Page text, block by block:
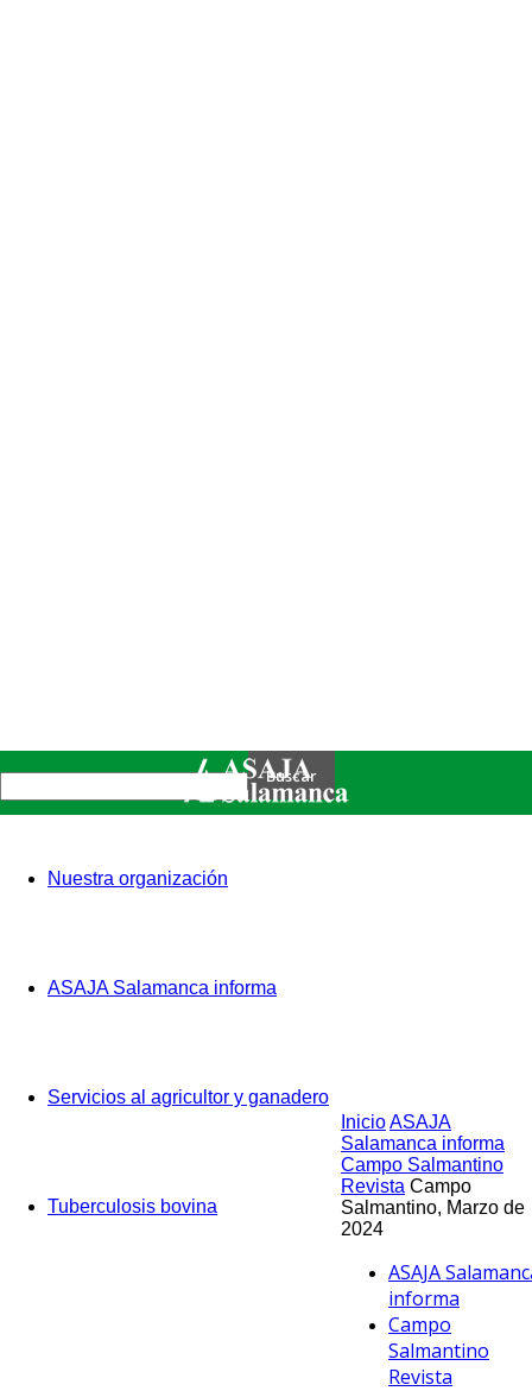
Nuestra organización
ASAJA Salamanca informa
Servicios al agricultor y ganadero
Tuberculosis bovina
InicioASAJA
Salamanca informa
Campo Salmantino
Revista Campo
Salmantino, Marzo de
2024
ASAJA
informa
Campo
Salmantino
Revista